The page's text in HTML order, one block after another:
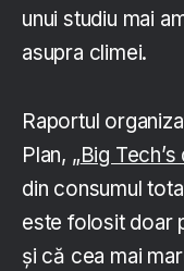
unui studiu mai
asupra climei.
Raportul
Plan, „Big
din consumul
este folosit doar
și că cea mai